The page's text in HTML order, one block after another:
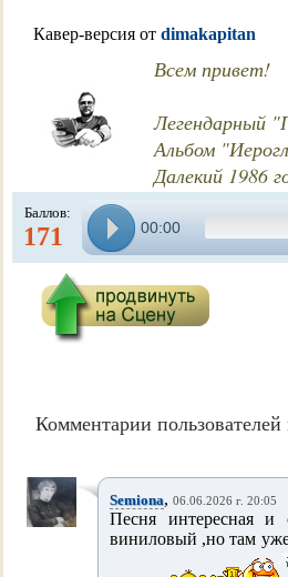
Кавер-версия от dimakapitan
Всем привет!
Легендарный
Альбом
Далекий 1986
Баллов:
171 00:00
Комментарии пользователей
Semiona, 06.06.2026 г. 20:05
Песня интересная
виниловый ,но там